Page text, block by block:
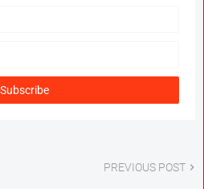
PREVIOUS POST